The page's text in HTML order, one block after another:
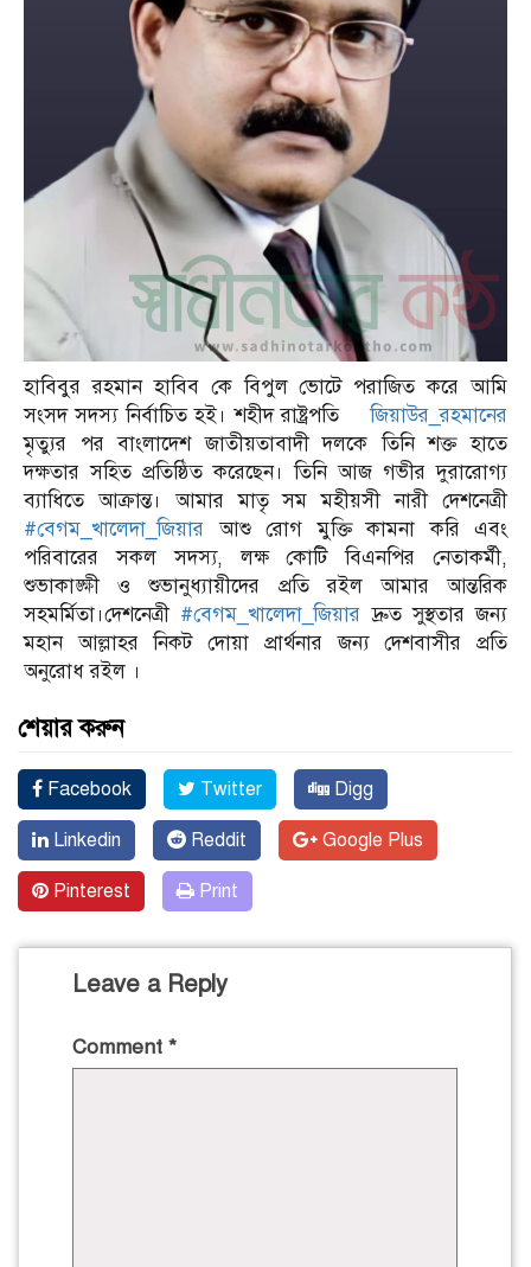
হাবিবুর রহমান হাবিব কে বিপুল ভোটে পরাজিত করে আমি
সংসদ সদস্য নির্বাচিত হই। শহীদ রাষ্ট্রপতিজিয়াউর_রহমানের
মৃত্যুর পর বাংলাদেশ জাতীয়তাবাদী দলকে তিনি শক্ত হাতে
দক্ষতার সহিত প্রতিষ্ঠিত করেছেন। তিনি আজ গভীর দুরারোগ্য
ব্যাধিতে আক্রান্ত। আমার মাতৃ সম মহীয়সী নারী দেশনেত্রী
#বেগম_খালেদা_জিয়ার আশু রোগ মুক্তি কামনা করি এবং
পরিবারের সকল সদস্য, লক্ষ কোটি বিএনপির নেতাকর্মী,
শুভাকাঙ্ক্ষী ও শুভানুধ্যায়ীদের প্রতি রইল আমার আন্তরিক
সহমর্মিতা।দেশনেত্রী #বেগম_খালেদা_জিয়ার দ্রুত সুস্থতার জন্য
মহান আল্লাহর নিকট দোয়া প্রার্থনার জন্য দেশবাসীর প্রতি
অনুরোধ রইল ।
শেয়ার করুন
Facebook Twitter Digg
Linkedin Reddit Google Plus
Pinterest Print
Leave a Reply
Comment *